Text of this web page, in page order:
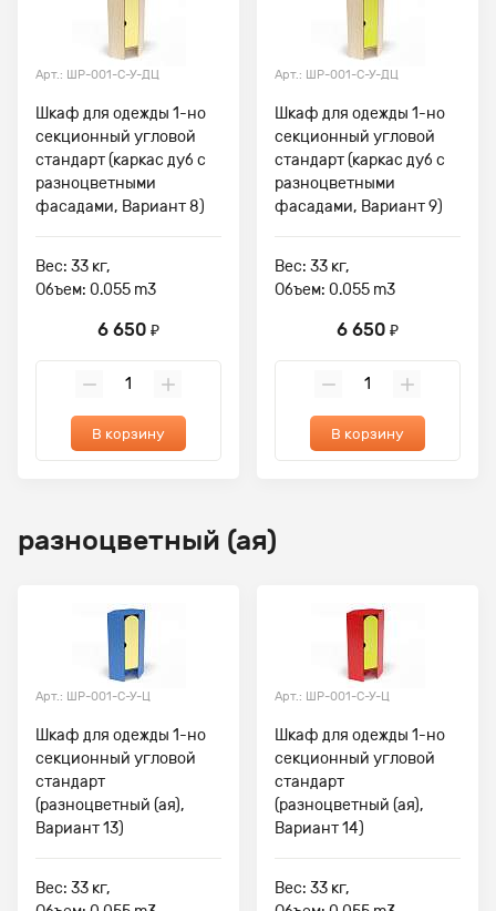
Арт.: ШР-001-С-У-ДЦ
Шкаф для одежды 1-но
секционный угловой
стандарт (каркас дуб с
разноцветными
фасадами, Вариант 8)
Вес: 33 кг,
Объем: 0.055 m3
6 650 ₽
В корзину
Арт.: ШР-001-С-У-ДЦ
Шкаф для одежды 1-но
секционный угловой
стандарт (каркас дуб с
разноцветными
фасадами, Вариант 9)
Вес: 33 кг,
Объем: 0.055 m3
6 650 ₽
В корзину
разноцветный (ая)
Арт.: ШР-001-С-У-Ц
Шкаф для одежды 1-но
секционный угловой
стандарт
(разноцветный (ая),
Вариант 13)
Вес: 33 кг,
Арт.: ШР-001-С-У-Ц
Шкаф для одежды 1-но
секционный угловой
стандарт
(разноцветный (ая),
Вариант 14)
Вес: 33 кг,